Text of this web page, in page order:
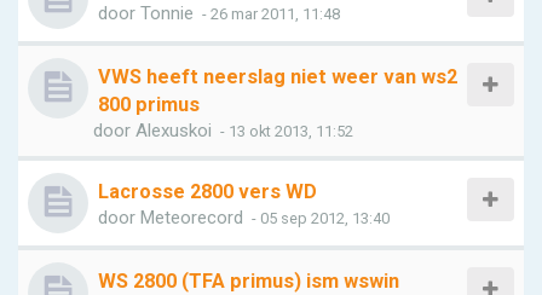
door Tonnie - 26 mar 2011, 11:48
VWS heeft neerslag niet weer van ws2
800 primus
door Alexuskoi - 13 okt 2013, 11:52
Lacrosse 2800 vers WD
door Meteorecord - 05 sep 2012, 13:40
WS 2800 (TFA primus) ism wswin